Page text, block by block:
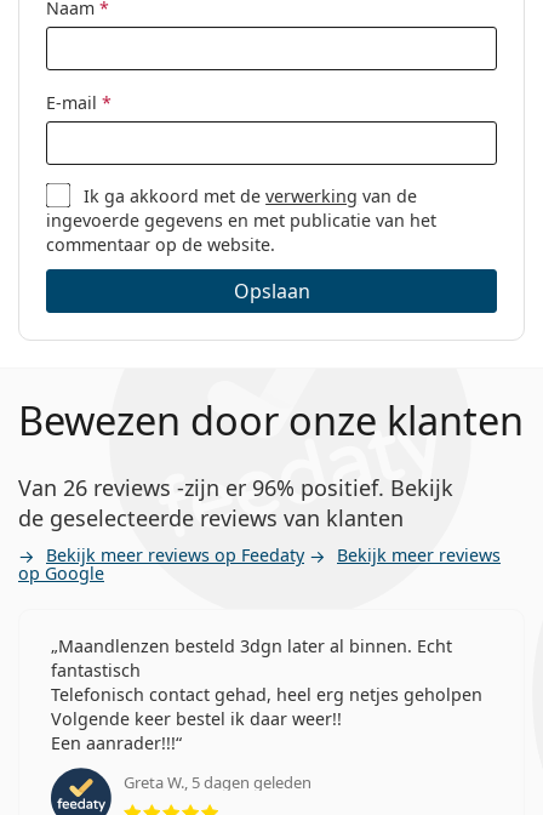
Naam *
E-mail *
Ik ga akkoord met deverwerking van de
ingevoerde gegevens en met publicatie van het
commentaar op de website.
Opslaan
Bewezen door onze klanten
Van 26 reviews -zijn er 96% positief. Bekijk
de geselecteerde reviews van klanten
Bekijk meer reviews op Feedaty Bekijk meer reviews
op Google
Maandlenzen besteld 3dgn later al binnen. Echt
fantastisch
Telefonisch contact gehad, heel erg netjes geholpen
Volgende keer bestel ik daar weer!!
Een aanrader!!!
Greta W., 5 dagen geleden
Beoordeling 5 van 5